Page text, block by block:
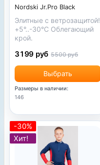
Nordski Jr.Pro Black
Элитные с ветрозащитой!
+5°..-30°С Облегающий
крой.
Выбрать
3199 руб 5500 руб
Размеры в наличии:
146
-30%
Хит!